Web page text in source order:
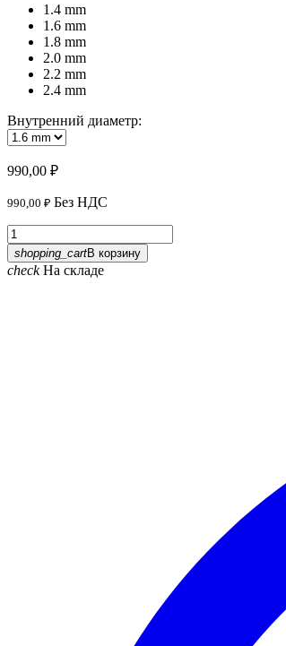
1.4 mm
1.6 mm
1.8 mm
2.0 mm
2.2 mm
2.4 mm
Внутренний диаметр:
990,00 ₽
990,00 ₽ Без НДС
shopping_cartВ корзину
checkНа складе